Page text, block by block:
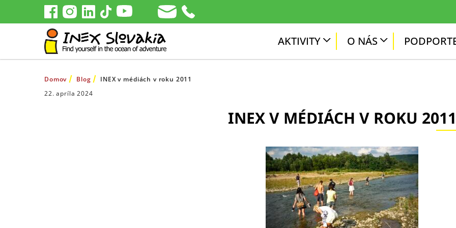
AKTIVITY O NÁS
Domov Blog
INEX v médiách v roku 2011
22. apríla 2024
INEX V MÉDIÁCH V ROKU 2011